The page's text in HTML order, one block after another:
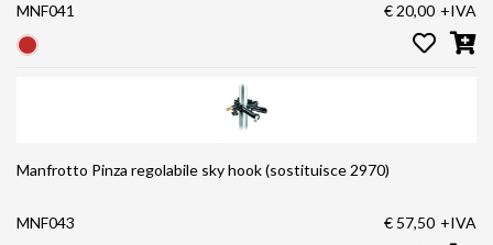
MNF041 € 20,00 +IVA
Manfrotto Pinza regolabile sky hook (sostituisce 2970)
MNF043 € 57,50 +IVA